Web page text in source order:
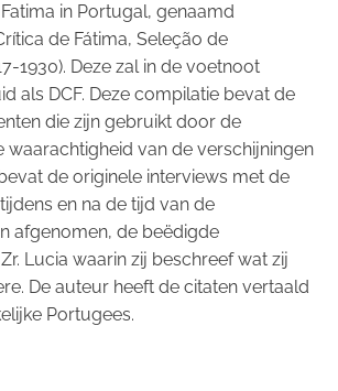
in Portugal, genaamd
de Fátima, Seleção de
1930). Deze zal in de voetnoot
als DCF. Deze compilatie bevat de
die zijn gebruikt door de
waarachtigheid van de verschijningen
de originele interviews met de
en na de tijd van de
afgenomen, de beëdigde
Lucia waarin zij beschreef wat zij
De auteur heeft de citaten vertaald
Portugees.